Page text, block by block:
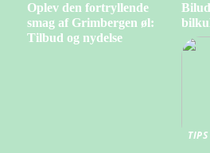
Oplev den fortryllende
smag af Grimbergen øl:
Tilbud og nydelse
TIPS